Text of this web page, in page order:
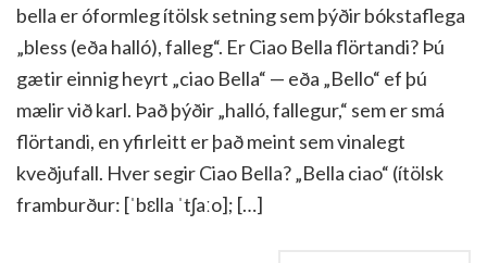
bella er óformleg ítölsk setning sem þýðir bókstaflega
„bless (eða halló), falleg“. Er Ciao Bella flörtandi? Þú
gætir einnig heyrt „ciao Bella“ — eða „Bello“ ef þú
mælir við karl. Það þýðir „halló, fallegur,“ sem er smá
flörtandi, en yfirleitt er það meint sem vinalegt
kveðjufall. Hver segir Ciao Bella? „Bella ciao“ (ítölsk
framburður: [ˈbɛlla ˈtʃaːo]; […]